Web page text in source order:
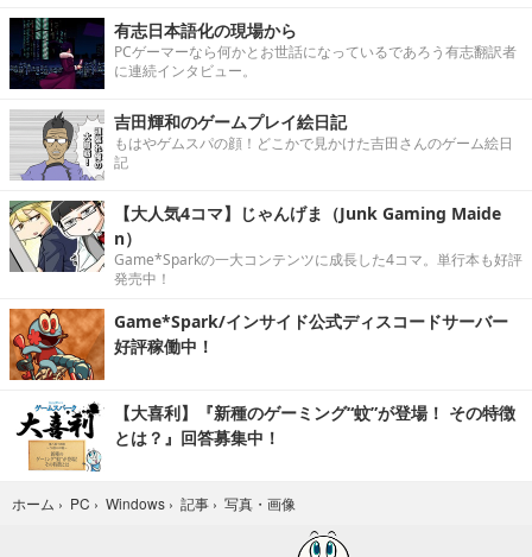
有志日本語化の現場から
PCゲーマーなら何かとお世話になっているであろう有志翻訳者
に連続インタビュー。
吉田輝和のゲームプレイ絵日記
もはやゲムスパの顔！どこかで見かけた吉田さんのゲーム絵日
記
【大人気4コマ】じゃんげま（Junk Gaming Maide
n）
Game*Sparkの一大コンテンツに成長した4コマ。単行本も好評
発売中！
Game*Spark/インサイド公式ディスコードサーバー
好評稼働中！
【大喜利】『新種のゲーミング“蚊”が登場！ その特徴
とは？』回答募集中！
ホーム › PC › Windows › 記事 › 写真・画像